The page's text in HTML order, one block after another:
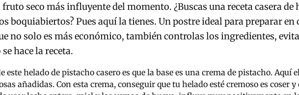
seco más influyente del momento. ¿Buscas una receta casera de
boquiabiertos? Pues aquí la tienes. Un postre ideal para preparar
no solo es más económico, también controlas los ingredientes,
hace la receta.
este helado de pistacho casero es que la base es una crema de pistacho.
añadidas. Con esta crema, conseguir que tu helado esté cremoso es coser